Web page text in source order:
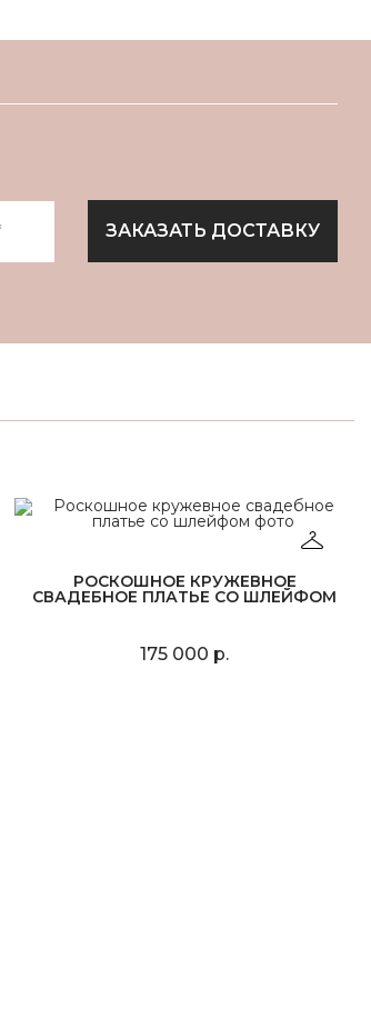
ЗАКАЗАТЬ ДОСТАВКУ
РОСКОШНОЕ КРУЖЕВНОЕ
СВАДЕБНОЕ ПЛАТЬЕ СО ШЛЕЙФОМ
175 000 р.